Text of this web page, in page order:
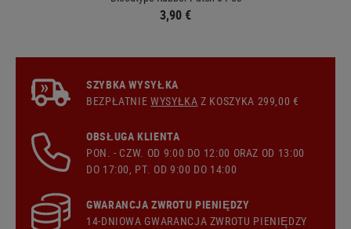
3,90 €
SZYBKA WYSYŁKA
BEZPŁATNIEWYSYŁKA Z KOSZYKA 299,00 €
OBSŁUGA KLIENTA
PON. - CZW. OD 9:00 DO 12:00 ORAZ OD 13:00
DO 17:00, PT. OD 9:00 DO 14:00
GWARANCJA ZWROTU PIENIĘDZY
14-DNIOWA GWARANCJA ZWROTU PIENIĘDZY